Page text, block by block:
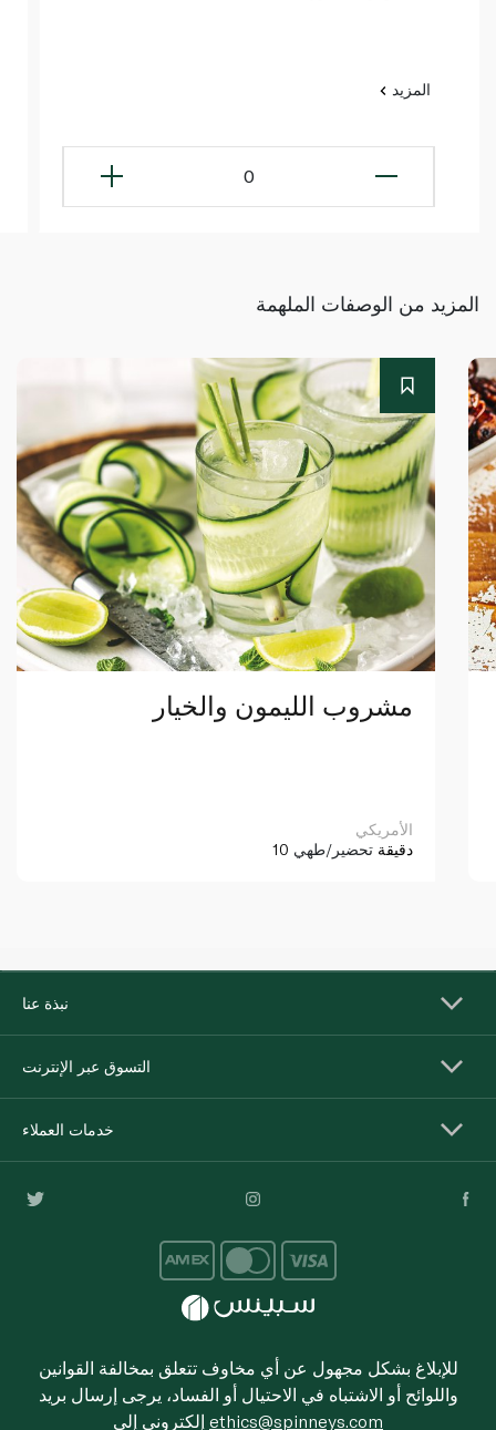
المزيد
0
المزيد من الوصفات الملهمة
مشروب الليمون والخيار
الأمريكي
10 دقيقة تحضير/طهي
نبذة عنا
التسوق عبر الإنترنت
خدمات العملاء
للإبلاغ بشكل مجهول عن أي مخاوف تتعلق بمخالفة القوانين
واللوائح أو الاشتباه في الاحتيال أو الفساد، يرجى إرسال بريد
ethics@spinneys.com